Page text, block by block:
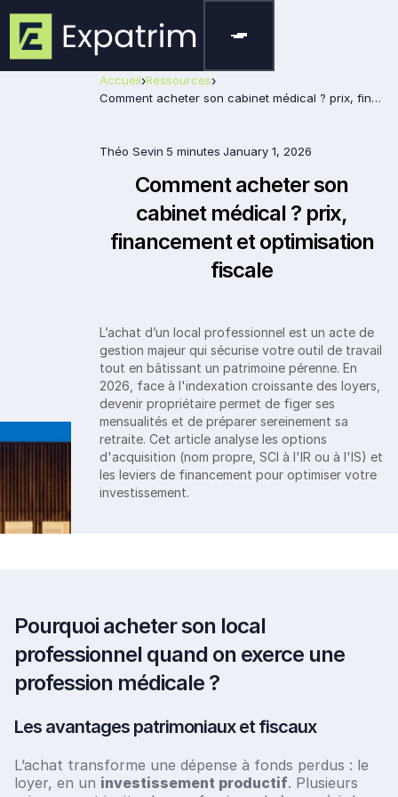
Accueil›Ressources›
Comment acheter son cabinet médical ? prix, financement et optimisation fiscale
Théo Sevin 5 minutes January 1, 2026
Comment acheter son
cabinet médical ? prix,
financement et optimisation
fiscale
L’achat d’un local professionnel est un acte de
gestion majeur qui sécurise votre outil de travail
tout en bâtissant un patrimoine pérenne. En
2026, face à l'indexation croissante des loyers,
devenir propriétaire permet de figer ses
mensualités et de préparer sereinement sa
retraite. Cet article analyse les options
d'acquisition (nom propre, SCI à l'IR ou à l'IS) et
les leviers de financement pour optimiser votre
investissement.
Pourquoi acheter son local
professionnel quand on exerce une
profession médicale ?
Les avantages patrimoniaux et fiscaux
L’achat transforme une dépense à fonds perdus : le
loyer, en un investissement productif. Plusieurs